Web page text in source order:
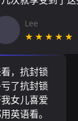
Lee
★★★★★
，抗封锁
了抗封锁
女儿喜爱
英语看。